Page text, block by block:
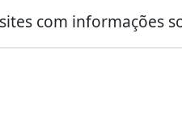
com informações